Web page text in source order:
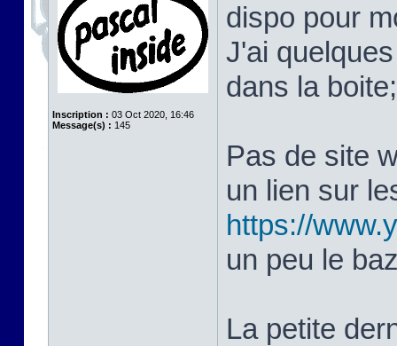
Inscription : 03 Oct 2020, 16:46
Message(s) : 145
dispo pour
J'ai
dans la
Pas de site
un lien sur
https://
un peu le
La petite